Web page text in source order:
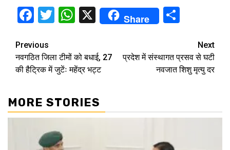
Facebook
TwitterWhatsApp
X Share
Continue
Reading
Previous
नवगठित जिला टीमों को बधाई, 27
की हैट्रिक में जुटेंः महेंद्र भट्ट
Next
प्रदेश में संस्थागत प्रसव से घटी
नवजात शिशु मृत्यु दर
MORE STORIES